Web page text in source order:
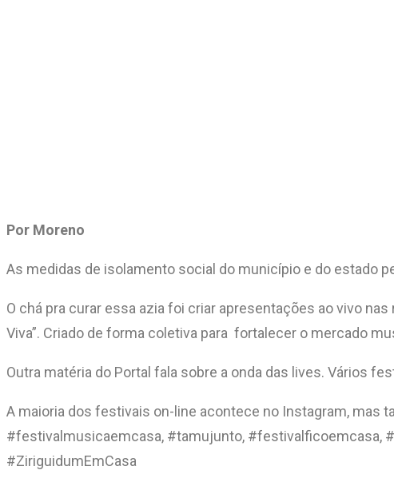
Por Moreno
As medidas de isolamento social do município e do estado
O chá pra curar essa azia foi criar apresentações ao vivo
Viva”. Criado de forma coletiva para fortalecer o mercado
Outra matéria do Portal fala sobre a onda das lives. Vários
A maioria dos festivais on-line acontece no Instagram, mas
#festivalmusicaemcasa, #tamujunto, #festivalficoemcasa,
#ZiriguidumEmCasa